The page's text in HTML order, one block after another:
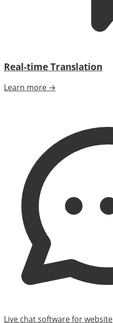
Real-time Translation
Learn more →
Live chat software for website